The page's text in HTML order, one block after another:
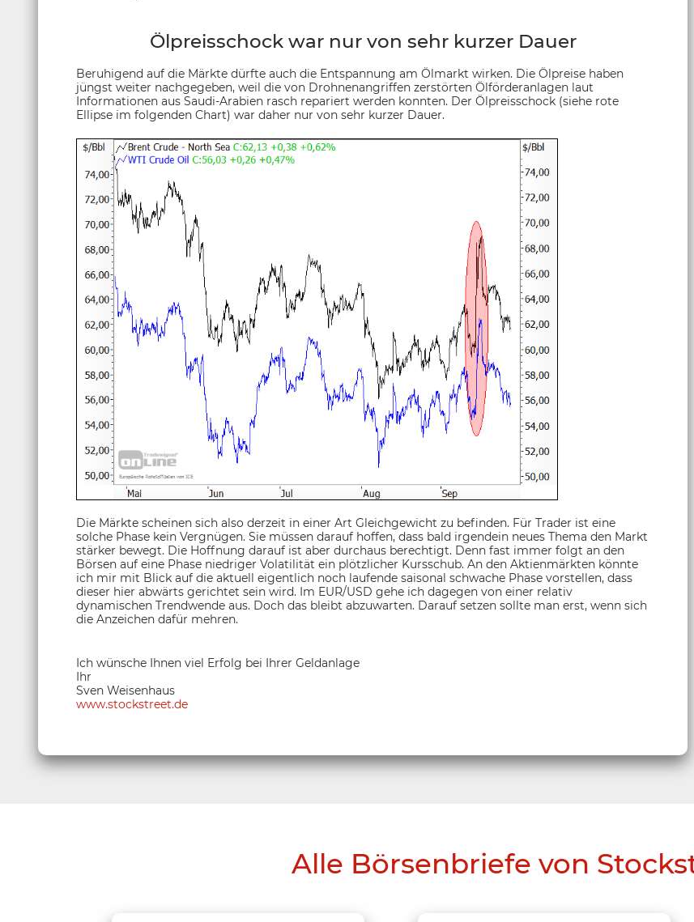
Ölpreisschock war nur von sehr kurzer Dauer
Beruhigend auf die Märkte dürfte auch die Entspannung am Ölmarkt wirken. Die Ölpreise haben
jüngst weiter nachgegeben, weil die von Drohnenangriffen zerstörten Ölförderanlagen laut
Informationen aus Saudi-Arabien rasch repariert werden konnten. Der Ölpreisschock (siehe rote
Ellipse im folgenden Chart) war daher nur von sehr kurzer Dauer.
Die Märkte scheinen sich also derzeit in einer Art Gleichgewicht zu befinden. Für Trader ist eine
solche Phase kein Vergnügen. Sie müssen darauf hoffen, dass bald irgendein neues Thema den Markt
stärker bewegt. Die Hoffnung darauf ist aber durchaus berechtigt. Denn fast immer folgt an den
Börsen auf eine Phase niedriger Volatilität ein plötzlicher Kursschub. An den Aktienmärkten könnte
ich mir mit Blick auf die aktuell eigentlich noch laufende saisonal schwache Phase vorstellen, dass
dieser hier abwärts gerichtet sein wird. Im EUR/USD gehe ich dagegen von einer relativ
dynamischen Trendwende aus. Doch das bleibt abzuwarten. Darauf setzen sollte man erst, wenn sich
die Anzeichen dafür mehren.
Ich wünsche Ihnen viel Erfolg bei Ihrer Geldanlage
Ihr
Sven Weisenhaus
www.stockstreet.de
Alle Börsenbriefe von